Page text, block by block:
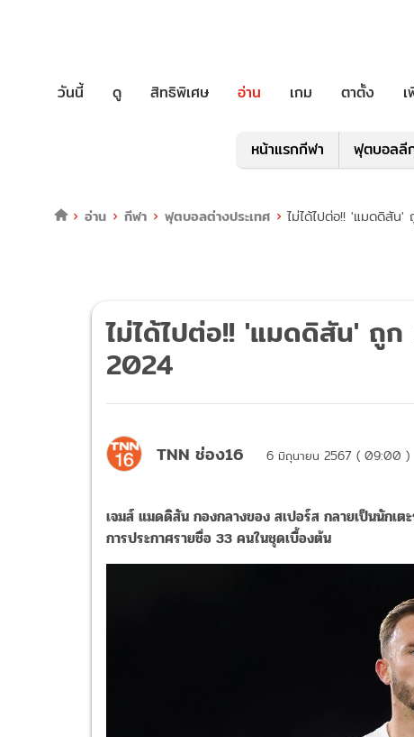
วันนี้ ดู สิทธิพิเศษ อ่าน เกม ตาตั้ง
หน้าแรกกีฬา ฟุตบอลลี
อ่าน กีฬา ฟุตบอลต่างประเทศ ไม่ได้ไปต่อ!! 'แมดดิสัน'
ไม่ได้ไปต่อ!! 'แมดดิสัน' ถูก
2024
TNN ช่อง16 6 มิถุนายน 2567 ( 09:00 )
เจมส์ แมดดิสัน กองกลางของ สเปอร์ส กลายเป็นนักเ
การประกาศรายชื่อ 33 คนในชุดเบื้องต้น